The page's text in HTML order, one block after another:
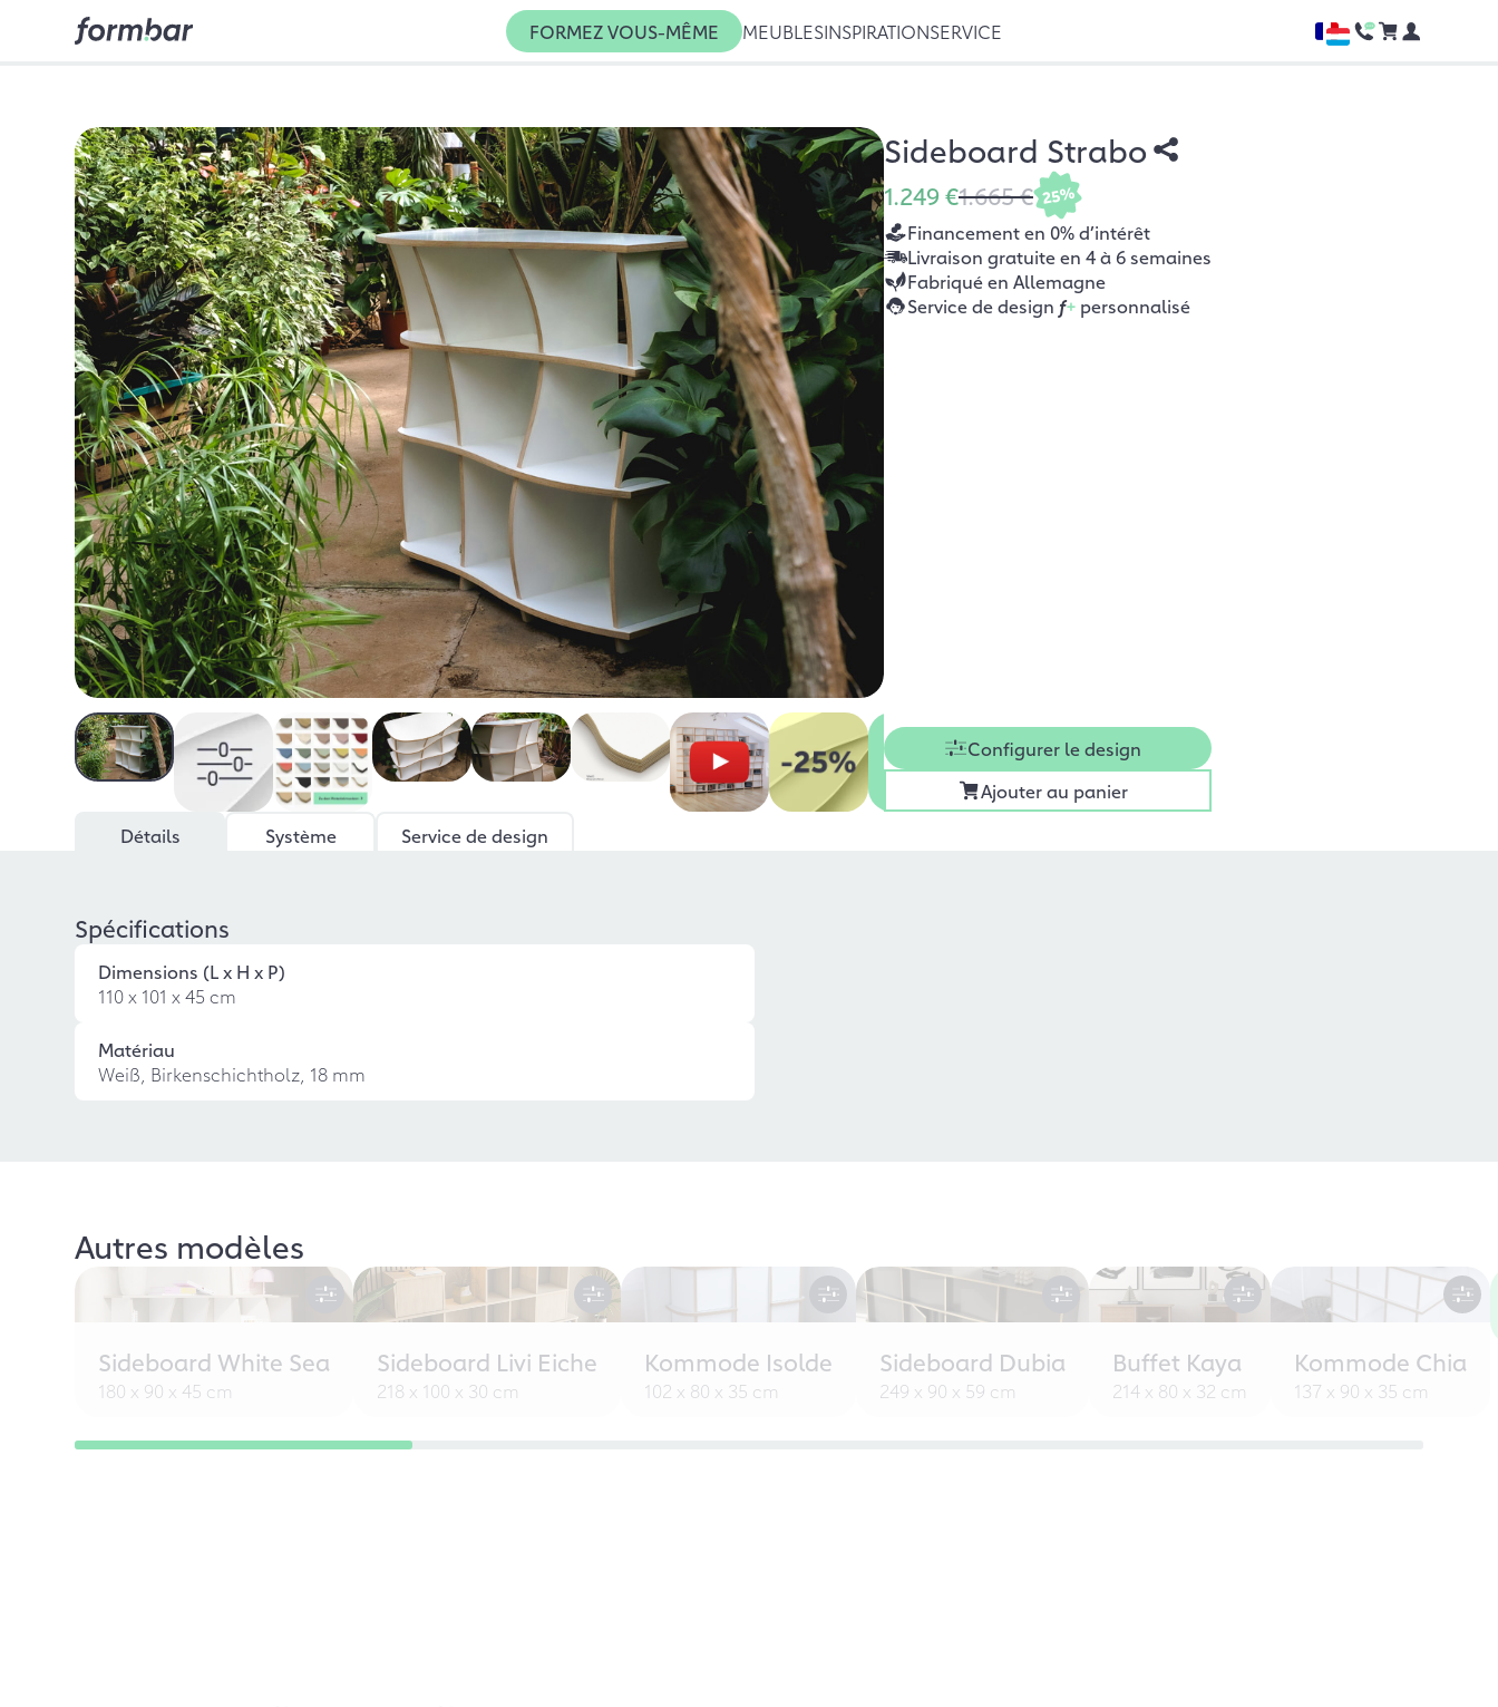
FORMEZ VOUS-MÊME MEUBLESINSPIRATIONSERVICE
Sideboard Strabo
1.249 €1.665 € 25%
Financement en 0% d’intérêt
Livraison gratuite en 4 à 6 semaines
Fabriqué en Allemagne
Service de design f+personnalisé
Configurer le design
Ajouter au panier
Détails
Système Service de design
Spécifications
Dimensions (L x H x P)
110 x 101 x 45 cm
Matériau
Weiß, Birkenschichtholz, 18 mm
Autres modèles
Sideboard White Sea
180 x 90 x 45 cm
Sideboard Livi Eiche
218 x 100 x 30 cm
Kommode Isolde
102 x 80 x 35 cm
Sideboard Dubia
249 x 90 x 59 cm
Buffet Kaya
214 x 80 x 32 cm
Kommode Chia
137 x 90 x 35 cm